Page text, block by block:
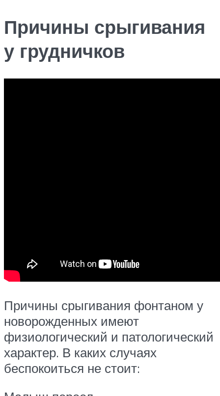
Причины срыгивания
у грудничков
Причины срыгивания фонтаном у
новорожденных имеют
физиологический и патологический
характер. В каких случаях
беспокоиться не стоит: